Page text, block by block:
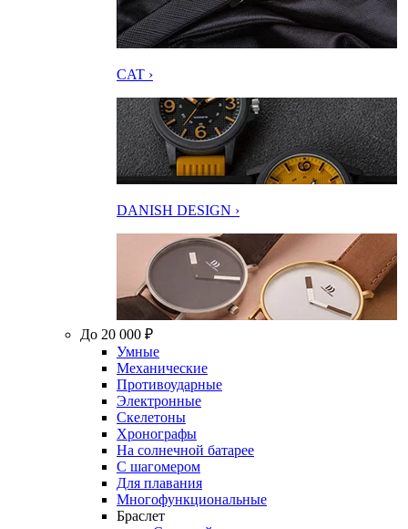
CAT ›
DANISH DESIGN ›
До 20 000 ₽
Умные
Механические
Противоударные
Электронные
Скелетоны
Хронографы
На солнечной батарее
С шагомером
Для плавания
Многофункциональные
Браслет